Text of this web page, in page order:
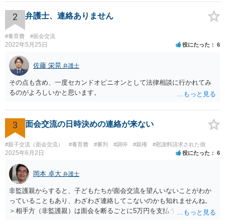
ありますが、お書きいただいた感じだとあまり効果がなさそうですよ
ね。 今後の対応としては、 ・弁護士経由で説得 ・再度調停申立て＋
間接強制といって、会わせない場合のペナルティ的なものも求める が
考えられると思います。 依頼するかどうかはともかく、相談には行っ
てもいいと思います。
2 弁護士、連絡ありません
#養育費 #面会交流
2022年5月25日 役にたった 6
佐藤 栄晃 弁護士
その点も含め、一度セカンドオピニオンとして法律相談に行かれてみ
るのがよろしいかと思います。
3 面会交流の日時決めの連絡が来ない
#親子交流（面会交流） #養育費 #審判 #調停 #親権 #慰謝料請求された側
2025年6月2日 役にたった 6
岡本 卓大 弁護士
非監護親からすると、子どもたちが面会交流を望んいないことがわか
っていることもあり、わざわざ連絡してこないのかも知れませんね。
＞相手方（非監護親）は面会を断るごとに5万円を支払うことを取決め